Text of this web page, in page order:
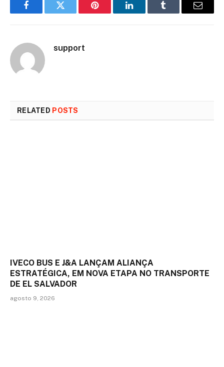
FacebookTwitter Pinterest LinkedInTumblr Email
support
RELATED POSTS
IVECO BUS E J&A LANÇAM ALIANÇA
ESTRATÉGICA, EM NOVA ETAPA NO TRANSPORTE
DE EL SALVADOR
agosto 9, 2026